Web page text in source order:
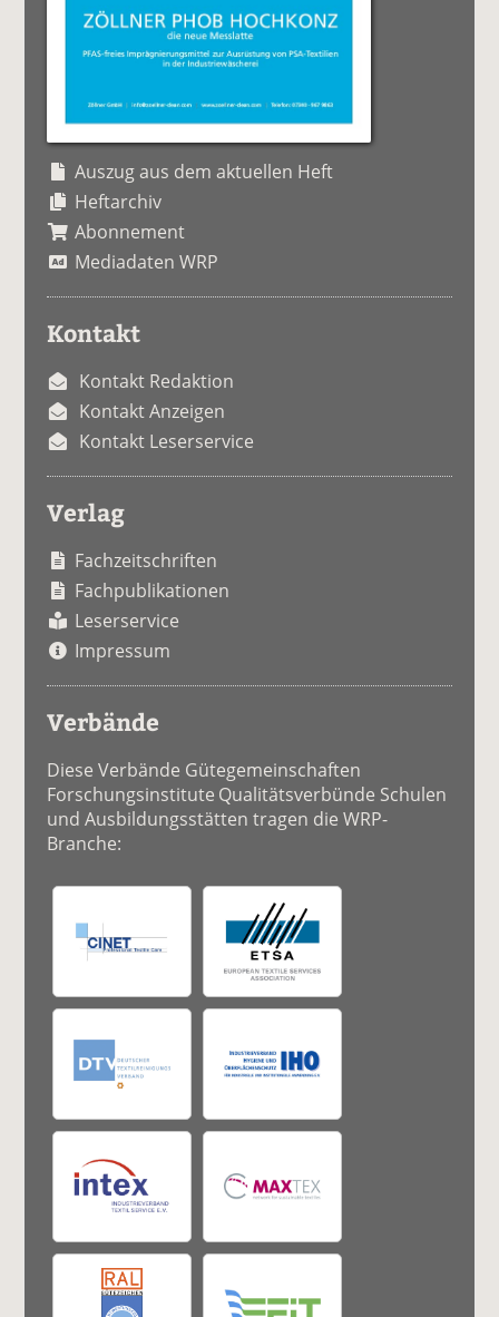
Auszug aus dem aktuellen Heft
Heftarchiv
Abonnement
Mediadaten WRP
Kontakt
Kontakt Redaktion
Kontakt Anzeigen
Kontakt Leserservice
Verlag
Fachzeitschriften
Fachpublikationen
Leserservice
Impressum
Verbände
Diese Verbände Gütegemeinschaften
Forschungsinstitute Qualitätsverbünde Schulen
und Ausbildungsstätten tragen die WRP-
Branche: